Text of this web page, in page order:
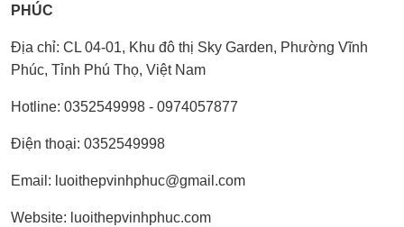
PHÚC
Địa chỉ: CL 04-01, Khu đô thị Sky Garden, Phường Vĩnh
Phúc, Tỉnh Phú Thọ, Việt Nam
Hotline: 0352549998 - 0974057877
Điện thoại: 0352549998
Email: luoithepvinhphuc@gmail.com
Website: luoithepvinhphuc.com